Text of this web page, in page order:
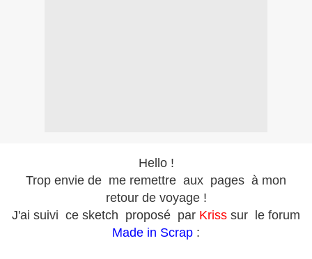
Hello !
Trop envie de me remettre aux pages à mon
retour de voyage !
J'ai suivi ce sketch proposé par Kriss sur le forum
Made in Scrap :